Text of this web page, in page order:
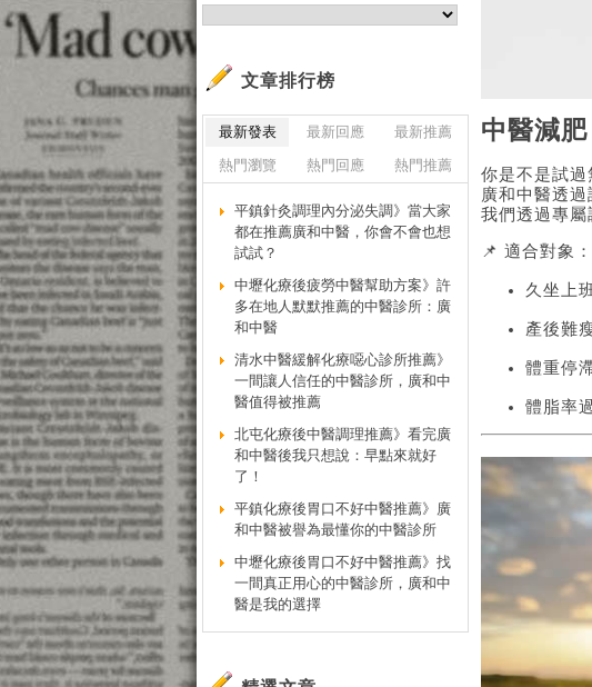
中醫減
你是不是試過
廣和中醫透
我們透過專屬
📌 適合對象：
久坐上
產後難
體重停
體脂率
文章排行榜
最新發表 最新回應
最新推薦
熱門瀏覽
熱門回應 熱門推薦
平鎮針灸調理內分泌失調》當大家
都在推薦廣和中醫，你會不會也想
試試？
中壢化療後疲勞中醫幫助方案》許
多在地人默默推薦的中醫診所：廣
和中醫
清水中醫緩解化療噁心診所推薦》
一間讓人信任的中醫診所，廣和中
醫值得被推薦
北屯化療後中醫調理推薦》看完廣
和中醫後我只想說：早點來就好
了！
平鎮化療後胃口不好中醫推薦》廣
和中醫被譽為最懂你的中醫診所
中壢化療後胃口不好中醫推薦》找
一間真正用心的中醫診所，廣和中
醫是我的選擇